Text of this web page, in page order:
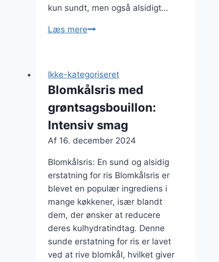
kun sundt, men også alsidigt…
Læs mereBlomkålsris
middag
Ikke-kategoriseret
Blomkålsris med
grøntsagsbouillon:
Intensiv smag
Af 16. december 2024
Blomkålsris: En sund og alsidig
erstatning for ris Blomkålsris er
blevet en populær ingrediens i
mange køkkener, især blandt
dem, der ønsker at reducere
deres kulhydratindtag. Denne
sunde erstatning for ris er lavet
ved at rive blomkål, hvilket giver